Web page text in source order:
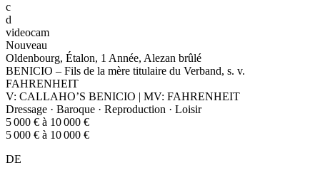
c
d
videocam
Nouveau
Oldenbourg, Étalon, 1 Année, Alezan brûlé
BENICIO – Fils de la mère titulaire du Verband, s. v.
FAHRENHEIT
V: CALLAHO’S BENICIO | MV: FAHRENHEIT
Dressage · Baroque · Reproduction · Loisir
5 000 € à 10 000 €
5 000 € à 10 000 €
DE